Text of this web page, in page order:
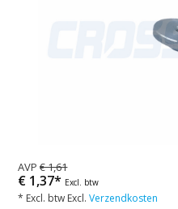
AVP€ 1,61
€ 1,37* Excl. btw
* Excl. btw Excl.Verzendkosten